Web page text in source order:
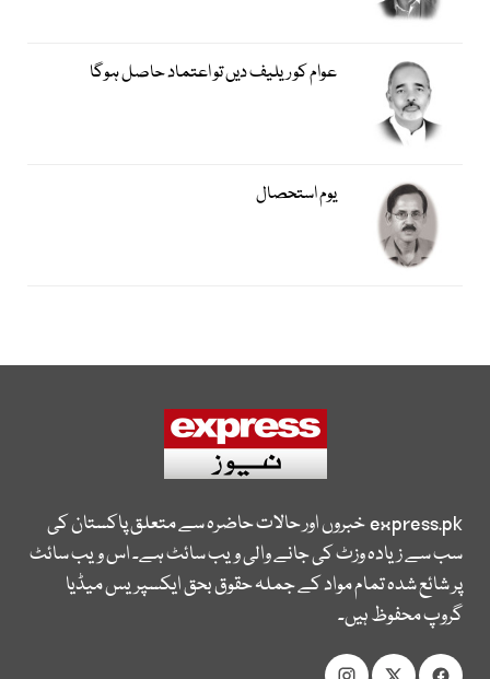
عوام کو ریلیف دیں تو اعتماد حاصل ہوگا
یوم استحصال
express.pkخبروں اور حالات حاضرہ سے متعلق پاکستان کی
سب سے زیادہ وزٹ کی جانے والی ویب سائٹ ہے۔ اس ویب سائٹ
پر شائع شدہ تمام مواد کے جملہ حقوق بحق ایکسپریس میڈیا
گروپ محفوظ ہیں۔